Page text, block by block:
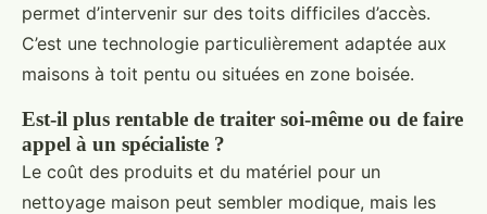
permet d’intervenir sur des toits difficiles d’accès.
C’est une technologie particulièrement adaptée aux
maisons à toit pentu ou situées en zone boisée.
Est-il plus rentable de traiter soi-même ou de faire
appel à un spécialiste ?
Le coût des produits et du matériel pour un
nettoyage maison peut sembler modique, mais les